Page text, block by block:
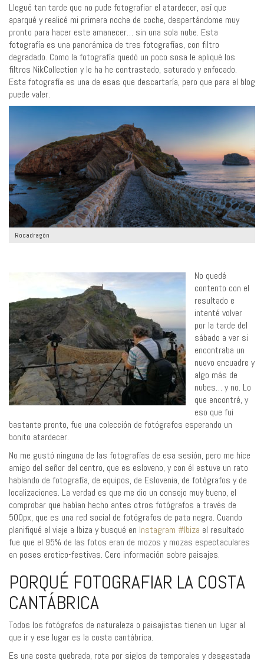
Llegué tan tarde que no pude fotografiar el atardecer, así que
aparqué y realicé mi primera noche de coche, despertándome muy
pronto para hacer este amanecer… sin una sola nube. Esta
fotografía es una panorámica de tres fotografías, con filtro
degradado. Como la fotografía quedó un poco sosa le apliqué los
filtros NikCollection y le ha he contrastado, saturado y enfocado.
Esta fotografía es una de esas que descartaría, pero que para el blog
puede valer.
Rocadragón
No quedé
contento con el
resultado e
intenté volver
por la tarde del
sábado a ver si
encontraba un
nuevo encuadre y
algo más de
nubes… y no. Lo
que encontré, y
eso que fui
bastante pronto, fue una colección de fotógrafos esperando un
bonito atardecer.
No me gustó ninguna de las fotografías de esa sesión, pero me hice
amigo del señor del centro, que es esloveno, y con él estuve un rato
hablando de fotografía, de equipos, de Eslovenia, de fotógrafos y de
localizaciones. La verdad es que me dio un consejo muy bueno, el
comprobar que habían hecho antes otros fotógrafos a través de
500px, que es una red social de fotógrafos de pata negra. Cuando
planifiqué el viaje a Ibiza y busqué en Instagram #Ibiza el resultado
fue que el 95% de las fotos eran de mozos y mozas espectaculares
en poses erotico-festivas. Cero información sobre paisajes.
PORQUÉ FOTOGRAFIAR LA COSTA
CANTÁBRICA
Todos los fotógrafos de naturaleza o paisajistas tienen un lugar al
que ir y ese lugar es la costa cantábrica.
Es una costa quebrada, rota por siglos de temporales y desgastada